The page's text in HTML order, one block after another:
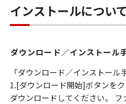
販売代理店及び販売店がか
ついて知らされていた場合
使用に起因または関連して
間に生じたいかなる紛争に
を負わないものとします。
(4) 以上が、「本ソフトウ
インストールについて
ダウンロード／インストール
「ダウンロード／インストール
1.[ダウンロード開始]ボタンを
ダウンロードしてください。